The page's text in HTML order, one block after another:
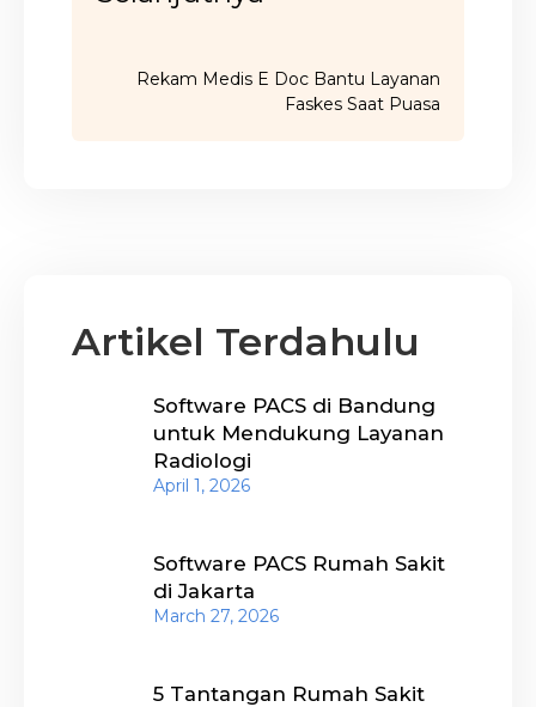
Rekam Medis E Doc Bantu Layanan
Faskes Saat Puasa
Artikel Terdahulu
Software PACS di Bandung
untuk Mendukung Layanan
Radiologi
April 1, 2026
Software PACS Rumah Sakit
di Jakarta
March 27, 2026
5 Tantangan Rumah Sakit